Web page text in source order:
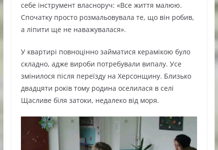
себе інструмент власноруч: «Все життя малюю.
Спочатку просто розмальовувала те, що він робив,
а ліпити ще не наважувалася».
У квартирі повноцінно займатися керамікою було
складно, адже вироби потребували випалу. Усе
змінилося після переїзду на Херсонщину. Близько
двадцяти років тому родина оселилася в селі
Щасливе біля затоки, недалеко від моря.